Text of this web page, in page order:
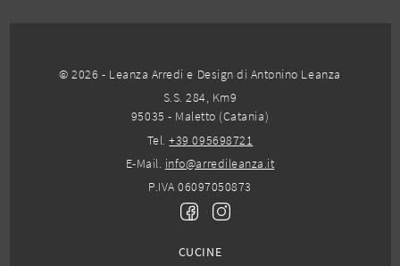
© 2026 - Leanza Arredi e Design di Antonino Leanza
S.S. 284, Km9
95035 - Maletto (Catania)
Tel.+39 095698721
E-Mail. info@arredileanza.it
P.IVA 06097050873
CUCINE